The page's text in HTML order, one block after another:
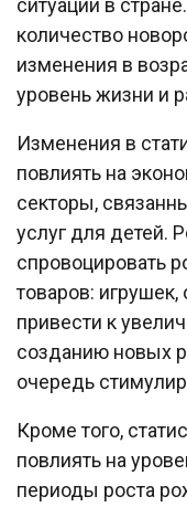
ситуации в
количество
изменения в
уровень жизни и
Изменения в
повлиять на
секторы,
услуг для детей.
спровоцировать
товаров:
привести к
созданию новых
очередь
Кроме того,
повлиять на
периоды роста